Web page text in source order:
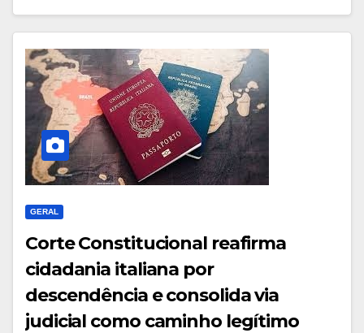
GERAL
Corte Constitucional reafirma
cidadania italiana por
descendência e consolida via
judicial como caminho legítimo